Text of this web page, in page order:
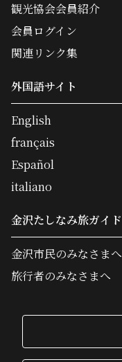
観光協会会員紹介
会員ログイン
関連リンク集
外国語サイト
English
français
Español
italiano
金沢たしなみ旅ガイド
金沢市民のみなさまへ
旅行者のみなさまへ